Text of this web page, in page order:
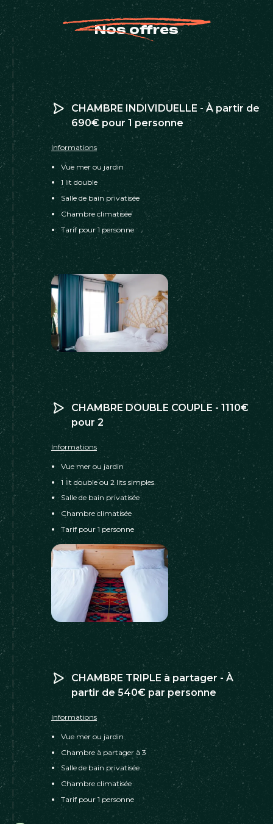
Nos offres
CHAMBRE INDIVIDUELLE - À partir de
690€ pour 1 personne
Informations
Vue mer ou jardin
1 lit double
Salle de bain privatisée
Chambre climatisée
Tarif pour 1 personne
CHAMBRE DOUBLE COUPLE - 1110€
pour 2
Informations
Vue mer ou jardin
1 lit double ou 2 lits simples
Salle de bain privatisée
Chambre climatisée
Tarif pour 1 personne
CHAMBRE TRIPLE à partager - À
partir de 540€ par personne
Informations
Vue mer ou jardin
Chambre à partager à 3
Salle de bain privatisée
Chambre climatisée
Tarif pour 1 personne